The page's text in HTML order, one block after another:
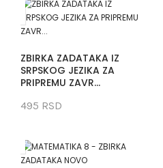
ZBIRKA ZADATAKA IZ
SRPSKOG JEZIKA ZA
PRIPREMU ZAVR...
495 RSD